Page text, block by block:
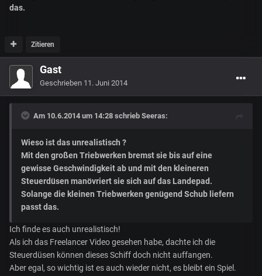
das.
Zitieren
Gast
Geschrieben 11. Juni 2014
Am 10.6.2014 um 14:28 schrieb Seeras:
Wieso ist das unrealistisch ?
Mit den großen Triebwerken bremst sie bis auf eine
gewisse Geschwindigkeit ab und mit den kleineren
Steuerdüsen manövriert sie sich auf das Landepad.
Solange die kleinen Triebwerken genügend Schub liefern
passt das.
Ich finde es auch unrealistisch!
Als ich das Freelancer Video gesehen habe, dachte ich die
Steuerdüsen können dieses Schiff doch nicht auffangen.
Aber egal, so wichtig ist es auch wieder nicht, es bleibt ein Spiel.